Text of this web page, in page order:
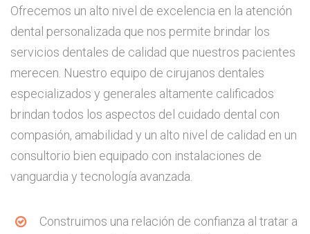
Ofrecemos un alto nivel de excelencia en la atención
dental personalizada que nos permite brindar los
servicios dentales de calidad que nuestros pacientes
merecen. Nuestro equipo de cirujanos dentales
especializados y generales altamente calificados
brindan todos los aspectos del cuidado dental con
compasión, amabilidad y un alto nivel de calidad en un
consultorio bien equipado con instalaciones de
vanguardia y tecnología avanzada.
Construimos una relación de confianza al tratar a